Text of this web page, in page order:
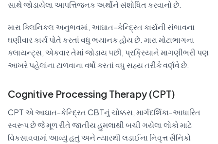
સાથે જોડાયેલા આપત્તિજનક અર્થોને સંશોધિત કરવાનો છે.
મારા ક્લિનિકલ અનુભવમાં, આઘાત-કેન્દ્રિત કાર્યની સંભાવના
ઘણીવાર કાર્ય પોતે કરતાં વધુ ભયાનક હોય છે. મારા મોટાભાગના
ક્લાયન્ટ્સ, એકવાર તેમાં જોડાય પછી, પ્રક્રિયાને માગણીભરી પણ
આખરે પહેલાંના ટાળવાના વર્ષો કરતાં વધુ સહ્ય તરીકે વર્ણવે છે.
Cognitive Processing Therapy (CPT)
CPT એ આઘાત-કેન્દ્રિત CBTનું ચોક્કસ, માર્ગદર્શિકા-આધારિત
સ્વરૂપ છે જે મૂળ રીતે જાતીય હુમલાથી બચી ગયેલા લોકો માટે
વિકસાવવામાં આવ્યું હતું અને ત્યારથી લડાઈના નિવૃત્ત સૈનિકો